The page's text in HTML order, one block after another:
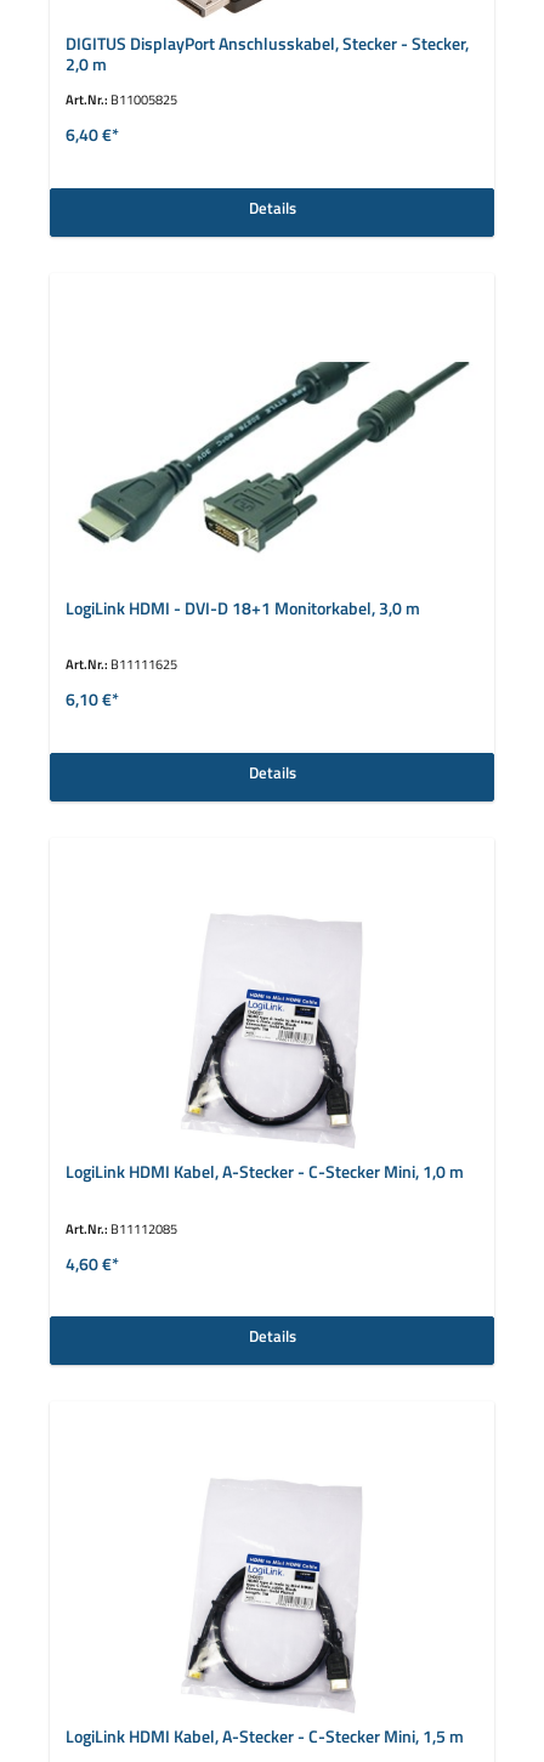
DIGITUS DisplayPort Anschlusskabel, Stecker - Stecker,
2,0 m
Art.Nr.: B11005825
6,40 €*
Details
LogiLink HDMI - DVI-D 18+1 Monitorkabel, 3,0 m
Art.Nr.: B11111625
6,10 €*
Details
LogiLink HDMI Kabel, A-Stecker - C-Stecker Mini, 1,0 m
Art.Nr.: B11112085
4,60 €*
Details
LogiLink HDMI Kabel, A-Stecker - C-Stecker Mini, 1,5 m